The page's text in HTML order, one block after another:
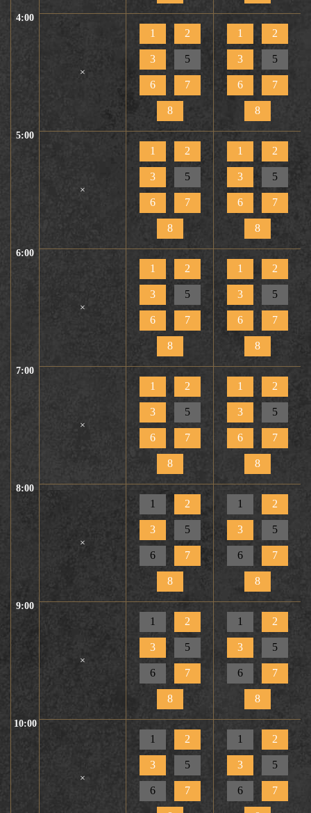
4:00
×
1 2
3 5
6 7
8
1 2
3 5
6 7
8
5:00
×
1 2
3 5
6 7
8
1 2
3 5
6 7
8
6:00
×
1 2
3 5
6 7
8
1 2
3 5
6 7
8
7:00
×
1 2
3 5
6 7
8
1 2
3 5
6 7
8
8:00
×
1 2
3 5
6 7
8
1 2
3 5
6 7
8
9:00
×
1 2
3 5
6 7
8
1 2
3 5
6 7
8
10:00
×
1 2
3 5
6 7
1 2
3 5
6 7